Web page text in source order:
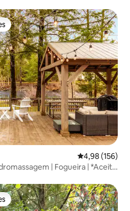
dos hóspedes
4,98 de uma
4,98 (156)
| Fogueira | *Aceita
dos hóspedes